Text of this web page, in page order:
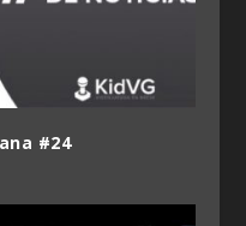
#24